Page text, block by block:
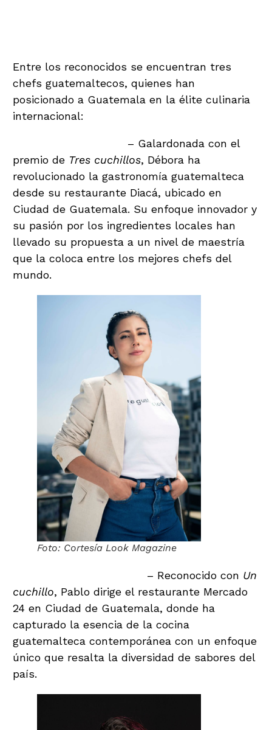
Entre los reconocidos se encuentran tres
chefs guatemaltecos, quienes han
posicionado a Guatemala en la élite culinaria
internacional:
– Galardonada con el
premio de Tres cuchillos, Débora ha
revolucionado la gastronomía guatemalteca
desde su restaurante Diacá, ubicado en
Ciudad de Guatemala. Su enfoque innovador y
su pasión por los ingredientes locales han
llevado su propuesta a un nivel de maestría
que la coloca entre los mejores chefs del
mundo.
Foto: Cortesía Look Magazine
– Reconocido con Un
cuchillo, Pablo dirige el restaurante Mercado
24 en Ciudad de Guatemala, donde ha
capturado la esencia de la cocina
guatemalteca contemporánea con un enfoque
único que resalta la diversidad de sabores del
país.